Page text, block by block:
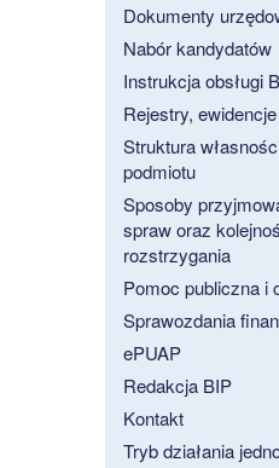
Dokumenty
Nabór kandydatów
Instrukcja obsługi
Rejestry,
Struktura
podmiotu
Sposoby
spraw oraz
rozstrzygania
Pomoc publiczna i
Sprawozdania
ePUAP
Redakcja BIP
Kontakt
Tryb działania